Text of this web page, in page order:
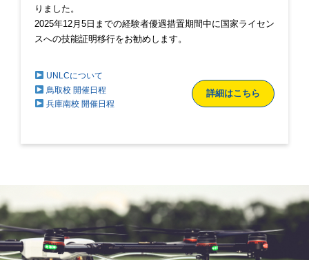
りました。
2025年12月5日までの経験者優遇措置期間中に国家ライセン
スへの技能証明移行をお勧めします。
UNLCについて
鳥取校 開催日程
兵庫南校 開催日程
詳細はこちら